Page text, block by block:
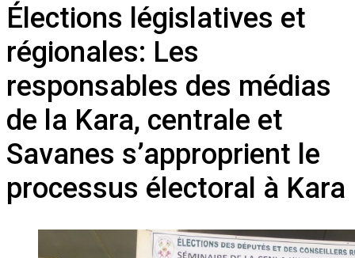
Élections législatives et
régionales: Les
responsables des médias
de la Kara, centrale et
Savanes s’approprient le
processus électoral à Kara